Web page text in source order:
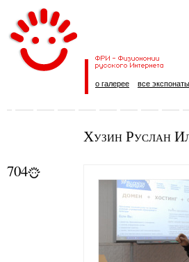
о галерее все экспонаты
Хузин Руслан
704